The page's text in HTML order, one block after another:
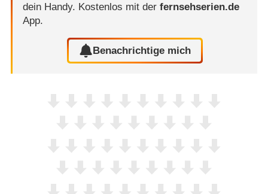
dein Handy. Kostenlos mit der fernsehserien.de
App.
Benachrichtige mich